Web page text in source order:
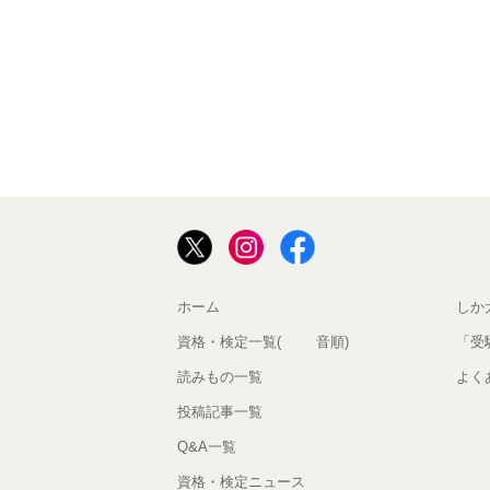
ホーム
資格・検定一覧(50音順)
読みもの一覧
投稿記事一覧
Q&A一覧
資格・検定ニュース
しか
「
よく